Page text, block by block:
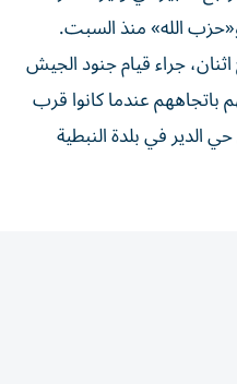
و«حزب الله» منذ السبت.
جراء قيام جنود الجيش
باتجاههم عندما كانوا قرب
الدير في بلدة النبطية